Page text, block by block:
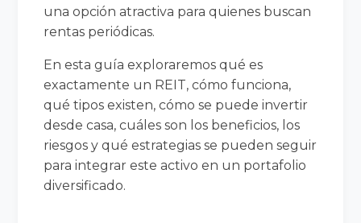
una opción atractiva para quienes buscan
rentas periódicas.
En esta guía exploraremos qué es
exactamente un REIT, cómo funciona,
qué tipos existen, cómo se puede invertir
desde casa, cuáles son los beneficios, los
riesgos y qué estrategias se pueden seguir
para integrar este activo en un portafolio
diversificado.